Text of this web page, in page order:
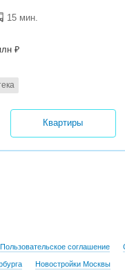
15 мин.
₽
Квартиры
Пользовательское соглашение
Новостройки Москвы